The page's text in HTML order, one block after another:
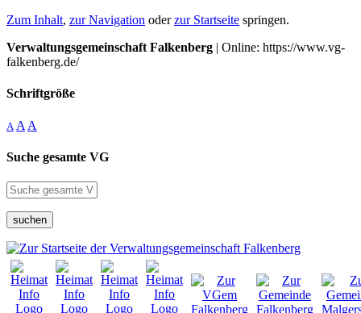
Zum Inhalt, zur Navigation oderzur Startseite springen.
Verwaltungsgemeinschaft Falkenberg | Online: https://www.vg-
falkenberg.de/
Schriftgröße
A A A
Suche gesamte VG
suchen